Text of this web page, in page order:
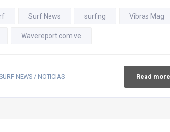
Surf News surfing Vibras Mag
Wavereport.com.ve
SURF NEWS / NOTICIAS Read more